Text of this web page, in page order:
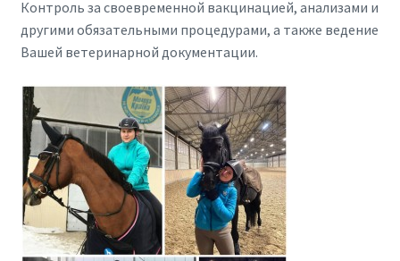
Контроль за своевременной вакцинацией, анализами и
другими обязательными процедурами, а также ведение
Вашей ветеринарной документации.